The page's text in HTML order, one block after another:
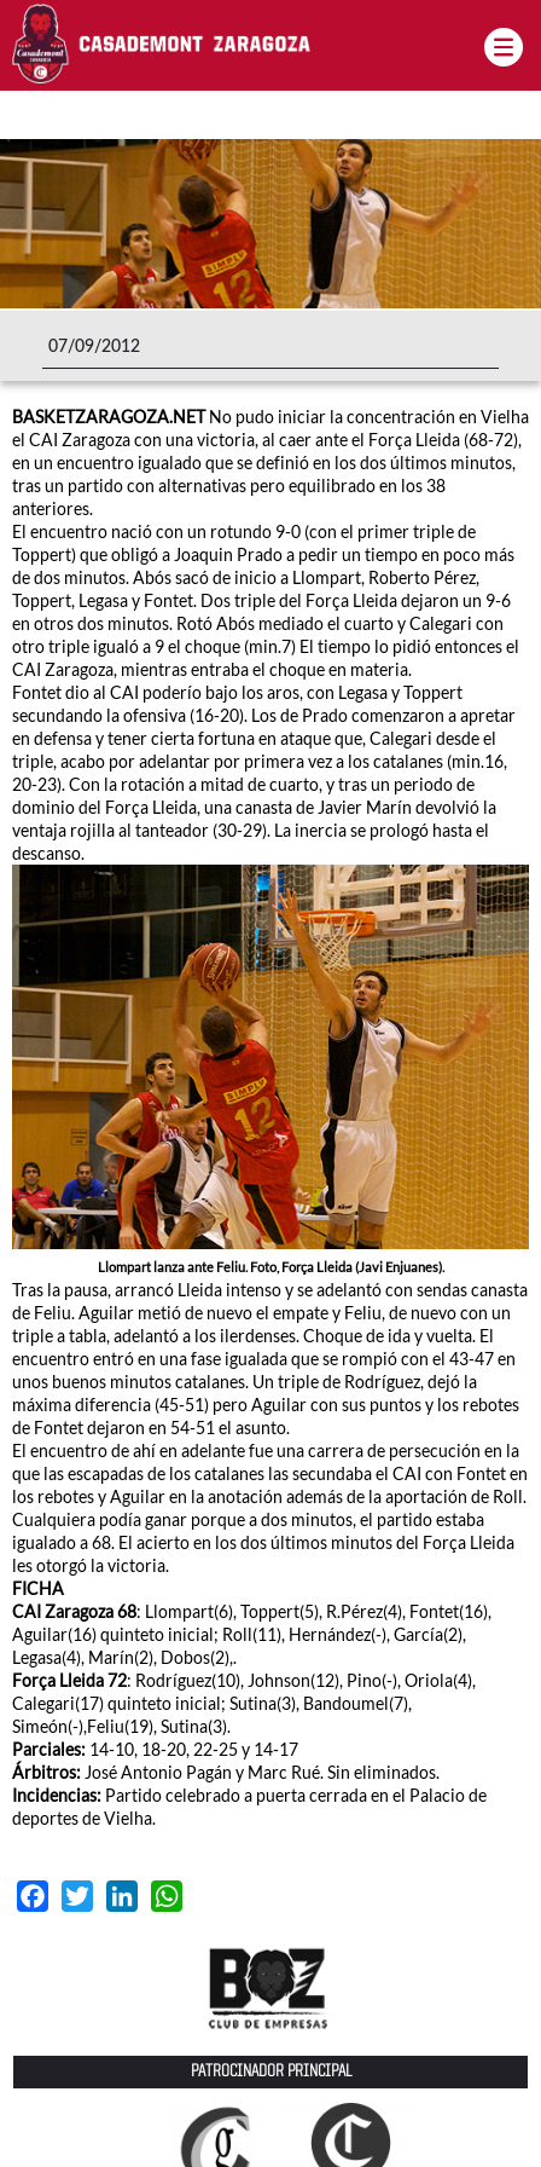
Pasar al contenido principal
07/09/2012
BASKETZARAGOZA.NETNo pudo iniciar la concentración en Vielha
el CAI Zaragoza con una victoria, al caer ante el Força Lleida (68-72),
en un encuentro igualado que se definió en los dos últimos minutos,
tras un partido con alternativas pero equilibrado en los 38
anteriores.
El encuentro nació con un rotundo 9-0 (con el primer triple de
Toppert) que obligó a Joaquin Prado a pedir un tiempo en poco más
de dos minutos. Abós sacó de inicio a Llompart, Roberto Pérez,
Toppert, Legasa y Fontet. Dos triple del Força Lleida dejaron un 9-6
en otros dos minutos. Rotó Abós mediado el cuarto y Calegari con
otro triple igualó a 9 el choque (min.7) El tiempo lo pidió entonces el
CAI Zaragoza, mientras entraba el choque en materia.
Fontet dio al CAI poderío bajo los aros, con Legasa y Toppert
secundando la ofensiva (16-20). Los de Prado comenzaron a apretar
en defensa y tener cierta fortuna en ataque que, Calegari desde el
triple, acabo por adelantar por primera vez a los catalanes (min.16,
20-23). Con la rotación a mitad de cuarto, y tras un periodo de
dominio del Força Lleida, una canasta de Javier Marín devolvió la
ventaja rojilla al tanteador (30-29). La inercia se prologó hasta el
descanso.
Llompart lanza ante Feliu. Foto, Força Lleida (Javi Enjuanes).
Tras la pausa, arrancó Lleida intenso y se adelantó con sendas canasta
de Feliu. Aguilar metió de nuevo el empate y Feliu, de nuevo con un
triple a tabla, adelantó a los ilerdenses. Choque de ida y vuelta. El
encuentro entró en una fase igualada que se rompió con el 43-47 en
unos buenos minutos catalanes. Un triple de Rodríguez, dejó la
máxima diferencia (45-51) pero Aguilar con sus puntos y los rebotes
de Fontet dejaron en 54-51 el asunto.
El encuentro de ahí en adelante fue una carrera de persecución en la
que las escapadas de los catalanes las secundaba el CAI con Fontet en
los rebotes y Aguilar en la anotación además de la aportación de Roll.
Cualquiera podía ganar porque a dos minutos, el partido estaba
igualado a 68. El acierto en los dos últimos minutos del Força Lleida
les otorgó la victoria.
FICHA
CAI Zaragoza 68: Llompart(6), Toppert(5), R.Pérez(4), Fontet(16),
Aguilar(16) quinteto inicial; Roll(11), Hernández(-), García(2),
Legasa(4), Marín(2), Dobos(2),.
Força Lleida 72: Rodríguez(10), Johnson(12), Pino(-), Oriola(4),
Calegari(17) quinteto inicial; Sutina(3), Bandoumel(7),
Simeón(-),Feliu(19), Sutina(3).
Parciales: 14-10, 18-20, 22-25 y 14-17
Árbitros:José Antonio Pagán y Marc Rué. Sin eliminados.
Incidencias: Partido celebrado a puerta cerrada en el Palacio de
deportes de Vielha.
Facebook
Twitter LinkedIn
PATROCINADOR PRINCIPAL